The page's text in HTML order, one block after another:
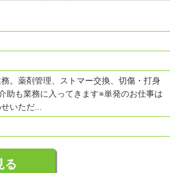
。薬剤管理、ストマー交換、切傷・打身
助も業務に入ってきます※単発のお仕事は
いただ...
る